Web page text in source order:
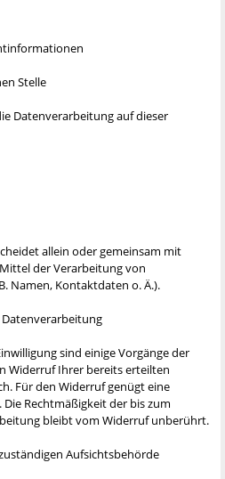
Stelle
Datenverarbeitung auf dieser
allein oder gemeinsam mit
der Verarbeitung von
Namen, Kontaktdaten o. Ä.).
sind einige Vorgänge der
Widerruf Ihrer bereits erteilten
Für den Widerruf genügt eine
Rechtmäßigkeit der bis zum
bleibt vom Widerruf unberührt.
Aufsichtsbehörde